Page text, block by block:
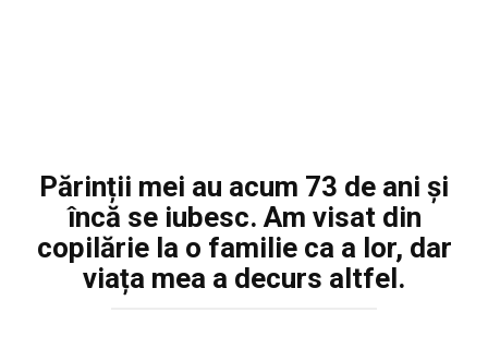
Părinții mei au acum 73 de ani și
încă se iubesc. Am visat din
copilărie la o familie ca a lor, dar
viața mea a decurs altfel.